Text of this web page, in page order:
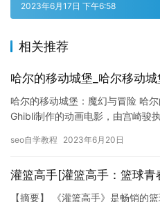
2023年6月17日 下午6:58
相关推荐
哈尔的移动城堡_哈尔移动
哈尔的移动城堡：魔幻与冒险 哈
Ghibli制作的动画电影，由宫崎骏
seo自学教程 2023年6月20日
灌篮高手[灌篮高手：篮球青
【摘要】 《灌篮高手》是畅销的